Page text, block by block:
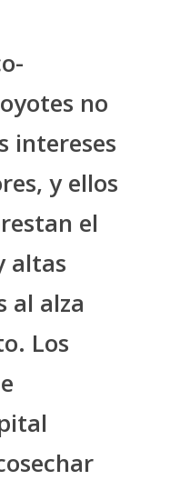
no
intereses
y ellos
el
altas
al alza
Los